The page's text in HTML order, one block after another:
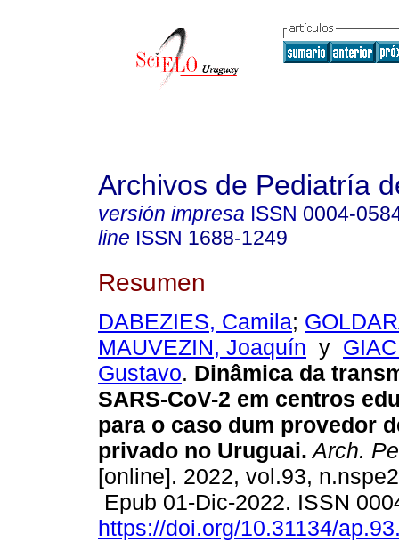
Archivos de Pediatría
versión impresa ISSN 0004-
line ISSN 1688-1249
Resumen
DABEZIES, Camila;
MAUVEZIN, Joaquín y
Gustavo. Dinâmica da
SARS-CoV-2 em centros
para o caso dum provedor
privado no Uruguai. Arch.
[online]. 2022, vol.93,
Epub 01-Dic-2022. ISSN
https://doi.org/10.31134/